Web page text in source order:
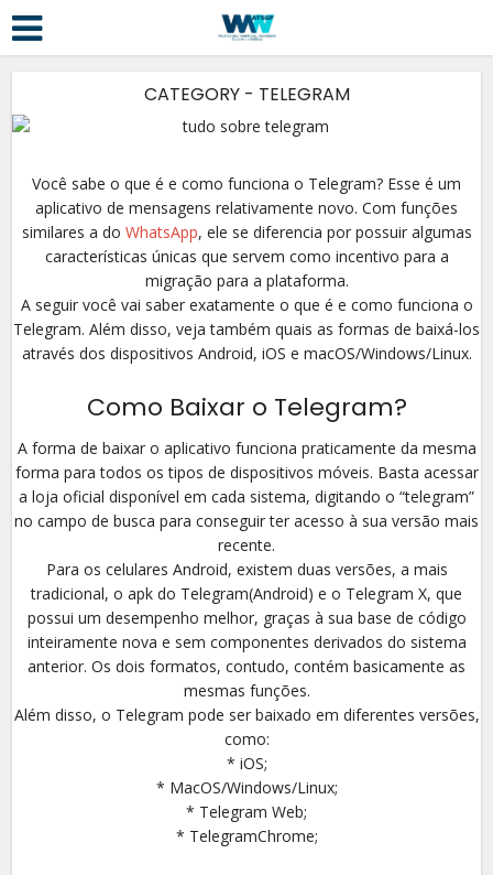
CATEGORY - TELEGRAM
Você sabe o que é e como funciona o Telegram? Esse é um
aplicativo de mensagens relativamente novo. Com funções
similares a do WhatsApp, ele se diferencia por possuir algumas
características únicas que servem como incentivo para a
migração para a plataforma.
A seguir você vai saber exatamente o que é e como funciona o
Telegram. Além disso, veja também quais as formas de baixá-los
através dos dispositivos Android, iOS e macOS/Windows/Linux.
Como Baixar o Telegram?
A forma de baixar o aplicativo funciona praticamente da mesma
forma para todos os tipos de dispositivos móveis. Basta acessar
a loja oficial disponível em cada sistema, digitando o “telegram”
no campo de busca para conseguir ter acesso à sua versão mais
recente.
Para os celulares Android, existem duas versões, a mais
tradicional, o apk do Telegram(Android) e o Telegram X, que
possui um desempenho melhor, graças à sua base de código
inteiramente nova e sem componentes derivados do sistema
anterior. Os dois formatos, contudo, contém basicamente as
mesmas funções.
Além disso, o Telegram pode ser baixado em diferentes versões,
como:
* iOS;
* MacOS/Windows/Linux;
* Telegram Web;
* TelegramChrome;